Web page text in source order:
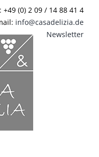
+49 (0) 2 09 / 14 88 41 4
info@casadelizia.de
Newsletter